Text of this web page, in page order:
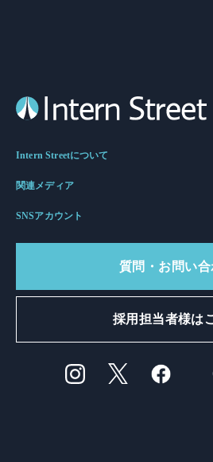
Intern Streetについて
関連メディア
SNSアカウント
質問・お問い
採用担当者様は